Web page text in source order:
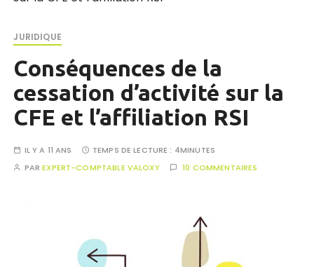
JURIDIQUE
Conséquences de la
cessation d’activité sur la
CFE et l’affiliation RSI
IL Y A 11 ANS TEMPS DE LECTURE : 4MINUTES
PAREXPERT-COMPTABLE VALOXY 10 COMMENTAIRES